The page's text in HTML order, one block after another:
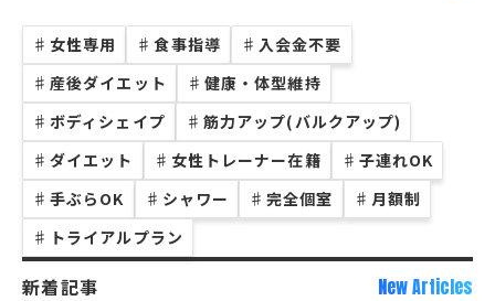
♯ 女性専用 ♯ 食事指導 ♯ 入会金不要
♯ 産後ダイエット ♯ 健康・体型維持
♯ ボディシェイプ ♯ 筋力アップ(バルクアップ)
♯ ダイエット ♯ 女性トレーナー在籍 ♯ 子連れOK
♯ 手ぶらOK ♯ シャワー ♯ 完全個室 ♯ 月額制
♯ トライアルプラン
新着記事 New Articles